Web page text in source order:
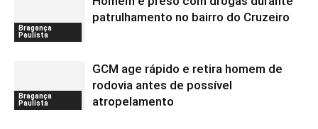
Bragança
Paulista
patrulhamento no bairro do Cruzeiro
Bragança
Paulista
GCM age rápido e retira homem de
rodovia antes de possível
atropelamento